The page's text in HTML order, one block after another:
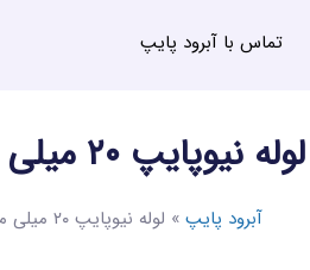
تماس با آبرود پایپ
لوله نیوپایپ ۲۰ میلی متری
آبرود پایپ » لوله نیوپایپ ۲۰ میلی متری